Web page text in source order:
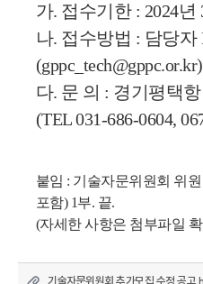
가. 접수기한 : 2024년
나. 접수방법 : 담당자
(gppc_tech@gppc.or.kr)
다. 문 의 : 경기평택
(TEL 031-686-0604,
붙임 : 기술자문위원회 위
포함) 1부. 끝.
(자세한 사항은 첨부파일
기술자문위원회 추가모집 수정 공고